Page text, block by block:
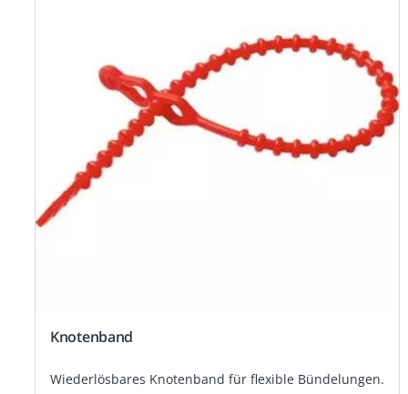
Knotenband
Wiederlösbares Knotenband für flexible Bündelungen.